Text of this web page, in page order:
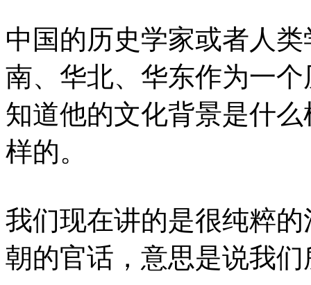
中国的历史学家或者人
南、华北、华东作为一
知道他的文化背景是什
样的。
我们现在讲的是很纯粹
朝的官话，意思是说我